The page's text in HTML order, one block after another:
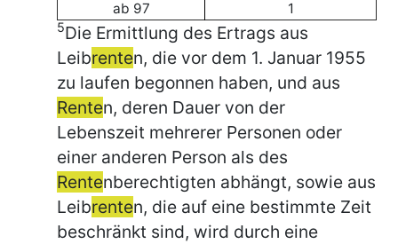
ab 97
1
5Die Ermittlung des Ertrags aus
Leibrenten, die vor dem 1. Januar 1955
zu laufen begonnen haben, und aus
Renten, deren Dauer von der
Lebenszeit mehrerer Personen oder
einer anderen Person als des
Rentenberechtigten abhängt, sowie aus
Leibrenten, die auf eine bestimmte Zeit
beschränkt sind, wird durch eine